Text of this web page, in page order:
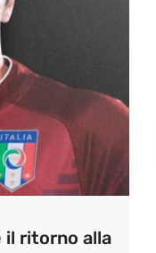
il ritorno alla